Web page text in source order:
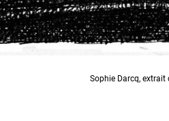
Sophie Darcq, extrait